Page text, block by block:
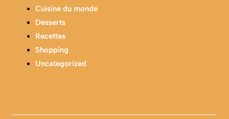
Cuisine du monde
Desserts
Recettes
Shopping
Uncategorized